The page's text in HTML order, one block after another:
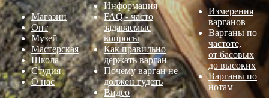
Магазин
Опт
Музей
Мастерская
Школа
Студия
О нас
Информация
FAQ - часто
задаваемые
вопросы
Как правильно
держать варган
Почему варган не
должен гудеть
Видео
Измерения
варганов
Варганы по
частоте,
от басовых
до высоких
Варганы по
нотам